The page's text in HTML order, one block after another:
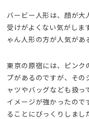
バービー人形は、顔が大
受けがよくない気がしま
ゃん人形の方が人気があ
東京の原宿には、ピンク
プがあるのですが、その
ャツやバッグなども扱っ
イメージが強かったので
ることにびっくりしまし